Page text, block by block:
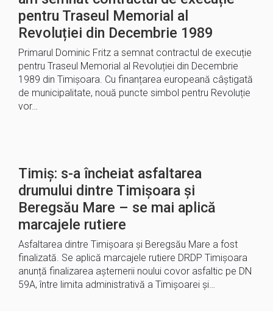
pentru Traseul Memorial al
Revoluției din Decembrie 1989
Primarul Dominic Fritz a semnat contractul de execuție
pentru Traseul Memorial al Revoluției din Decembrie
1989 din Timișoara. Cu finanțarea europeană câștigată
de municipalitate, nouă puncte simbol pentru Revoluție
vor…
Timiș: s-a încheiat asfaltarea
drumului dintre Timișoara și
Beregsău Mare – se mai aplică
marcajele rutiere
Asfaltarea dintre Timișoara și Beregsău Mare a fost
finalizată. Se aplică marcajele rutiere DRDP Timișoara
anunță finalizarea așternerii noului covor asfaltic pe DN
59A, între limita administrativă a Timișoarei și…